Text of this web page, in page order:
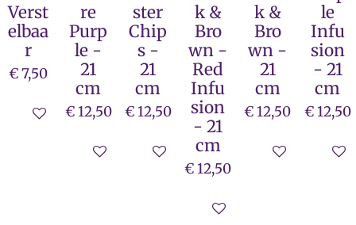
Verst
elbaa
r
€ 7,50
In winkelwagen
re
Purp
le -
21
cm
€ 12,50
In winkelwagen
ster
Chip
s -
21
cm
€ 12,50
In winkelwagen
k &
Bro
wn -
Red
Infu
sion
- 21
cm
€ 12,50
In winkelwagen
k &
Bro
wn -
21
cm
€ 12,50
In
le
Infu
sion
- 21
cm
€ 12,50
In